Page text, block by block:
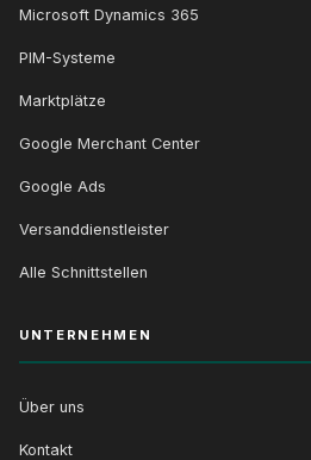
Microsoft Dynamics 365
PIM-Systeme
Marktplätze
Google Merchant Center
Google Ads
Versanddienstleister
Alle Schnittstellen
UNTERNEHMEN
Über uns
Kontakt